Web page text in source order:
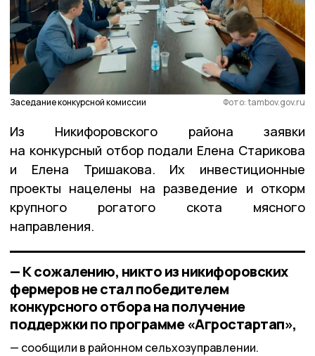
Заседание конкурсной комиссии Фото: tambov.gov.ru
Из Никифоровского района заявки
на конкурсный отбор подали Елена Старикова
и Елена Тришакова. Их инвестиционные
проекты нацелены на разведение и откорм
крупного рогатого скота мясного
направления.
— К сожалению, никто из никифоровских
фермеров не стал победителем
конкурсного отбора на получение
поддержки по программе «Агростартап»,
сообщили в районном сельхозуправлении.